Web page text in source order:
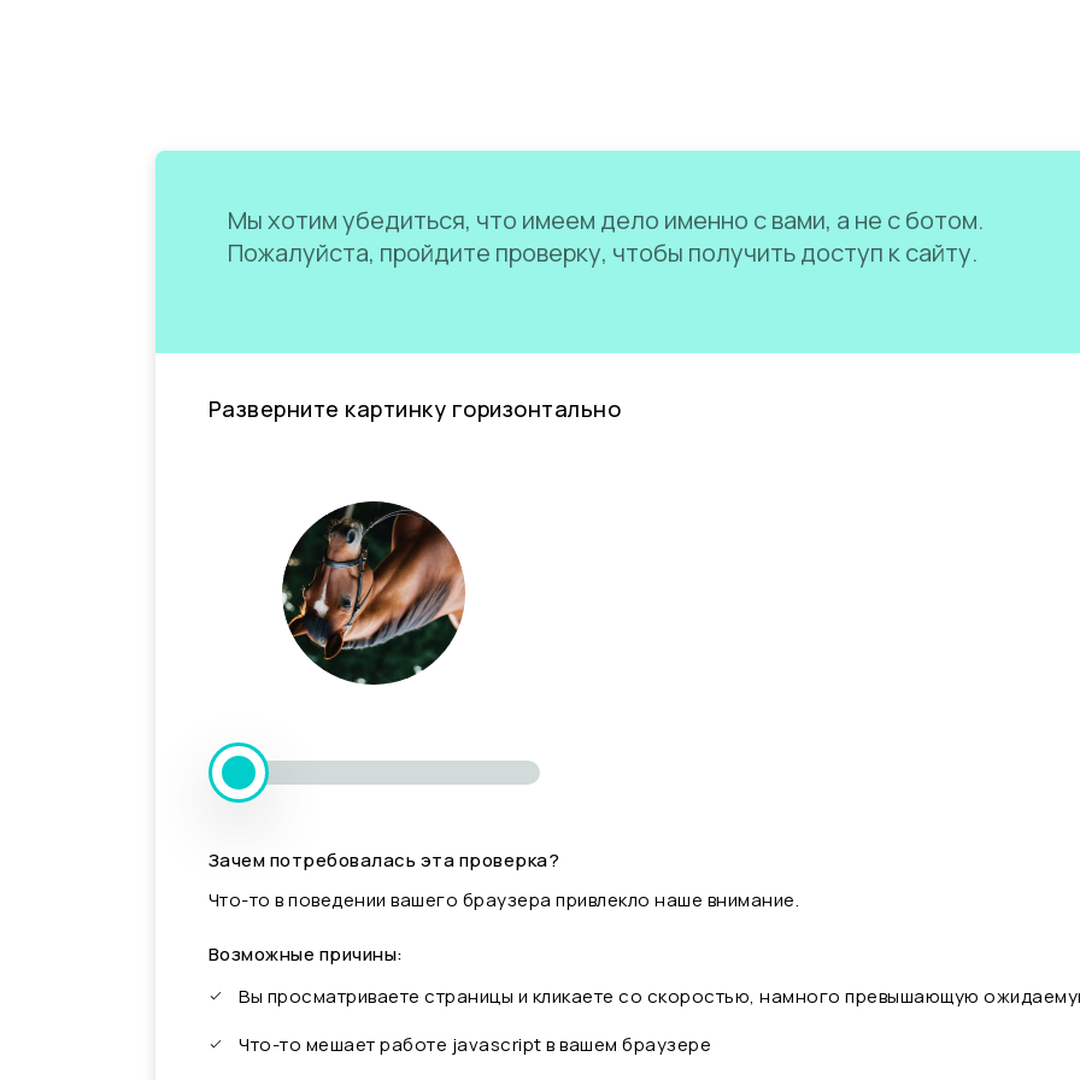
Мы хотим убедиться, что имеем дело именно с вами, а не с ботом.
Пожалуйста, пройдите проверку, чтобы получить доступ к сайту.
Разверните картинку горизонтально
Зачем потребовалась эта проверка?
Что-то в поведении вашего браузера привлекло наше внимание.
Возможные причины:
Вы просматриваете страницы и кликаете со скоростью, намного превышающую
Что-то мешает работе javascript в вашем браузере